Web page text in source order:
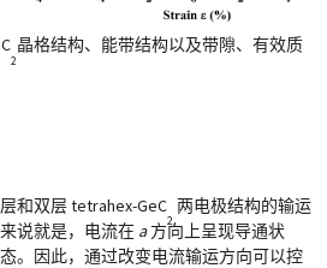
2
晶格结构、能带结构以及带隙、有效质
和双层 tetrahex-GeC
2
两电极结构的输运
说就是，电流在 a方向上呈现导通状
。因此，通过改变电流输运方向可以控